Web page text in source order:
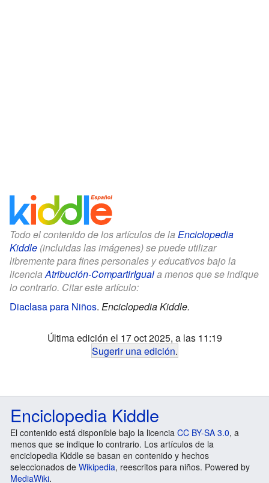
Todo el contenido de los artículos de la Enciclopedia
Kiddle (incluidas las imágenes) se puede utilizar
libremente para fines personales y educativos bajo la
licenciaAtribución-CompartirIguala menos que se indique
lo contrario. Citar este artículo:
Diaclasa para Niños. Enciclopedia Kiddle.
Última edición el 17 oct 2025, a las 11:19
Sugerir una edición.
Enciclopedia Kiddle
El contenido está disponible bajo la licencia CC BY-SA 3.0, a
menos que se indique lo contrario. Los artículos de la
enciclopedia Kiddle se basan en contenido y hechos
seleccionados de Wikipedia, reescritos para niños. Powered by
MediaWiki.